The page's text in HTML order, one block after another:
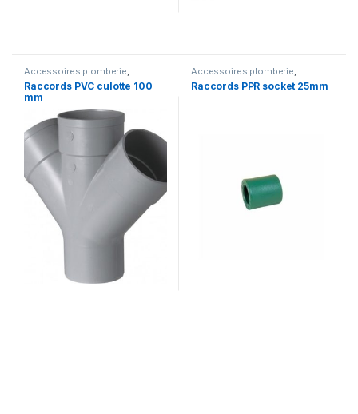
Accessoires plomberie,
Plomberie et Salle de bains
Tubes et raccords PVC
Raccords PVC culotte 100
mm
Accessoires plomberie,
Plomberie et Salle de bains
Tubes et raccords PPR
Raccords PPR socket 25mm